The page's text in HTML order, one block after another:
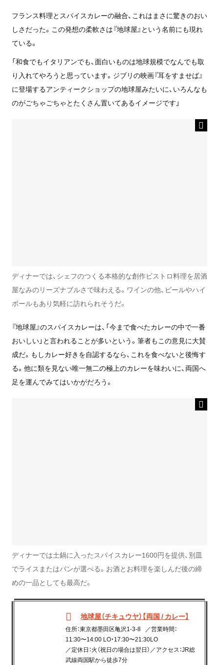
フランス料理とスパイスカレーの融合、これはまさに驚きのおい
しさだった。この発想の柔軟さは『地球屋』という名前にも現れ
ている。
「和食でもイタリアンでも、面白いものは地球規模でなんでも取
り入れてやろうと思っています。ジブリの映画『耳をすませば』
に登場するアンティークショップの地球屋みたいに、いろんなも
のがごちゃごちゃとたくさん置いてあるイメージです」
ディナーでは、シェフのつくる本格的な創作ビストロ料理を居酒
屋なみのリーズナブルさで味わえる。ワインの他、ビールやハイ
ボールもあり気軽に訪れられそうだ。
『地球屋』のスパイスカレーは、「今まで食べたカレーの中で一番
おいしい」と言われることが多いという。筆者もこの意見に大賛
成だ。もしカレー好きを自認するなら、これを食べないと後悔す
る。他に類を見ない唯一無二の極上のカレーを味わいに、両国へ
足を運んでみてはいかがだろう。
ディナーでは土鍋に入ったスパイスカレー1600円を提供、別皿
でライスまたはパンが選べる。お酒とお料理を楽しんだ後の締
めの一品としても最高だ。
地球屋（チキュウヤ）【両国 / カレー】
住所：東京都墨田区亀沢1-3-8⠀／営業時間：
11:30〜14:00 LO・17:30〜21:30LO
／定休日：火（祝日の場合は翌日）／アクセス：JR総
武線両国駅から徒歩7分